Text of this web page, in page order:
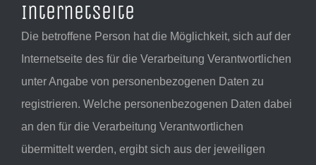
Internetseite
Die betroffene Person hat die Möglichkeit, sich auf der
Internetseite des für die Verarbeitung Verantwortlichen
unter Angabe von personenbezogenen Daten zu
registrieren. Welche personenbezogenen Daten dabei
an den für die Verarbeitung Verantwortlichen
übermittelt werden, ergibt sich aus der jeweiligen